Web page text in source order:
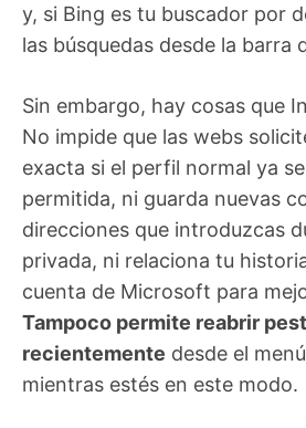
y, si Bing es tu buscador por
las búsquedas desde la barra
Sin embargo, hay cosas que
No impide que las webs
exacta si el perfil normal ya
permitida, ni guarda nuevas
direcciones que introduzcas
privada, ni relaciona tu
cuenta de Microsoft para
Tampoco permite reabrir
recientemente desde el
mientras estés en este modo.